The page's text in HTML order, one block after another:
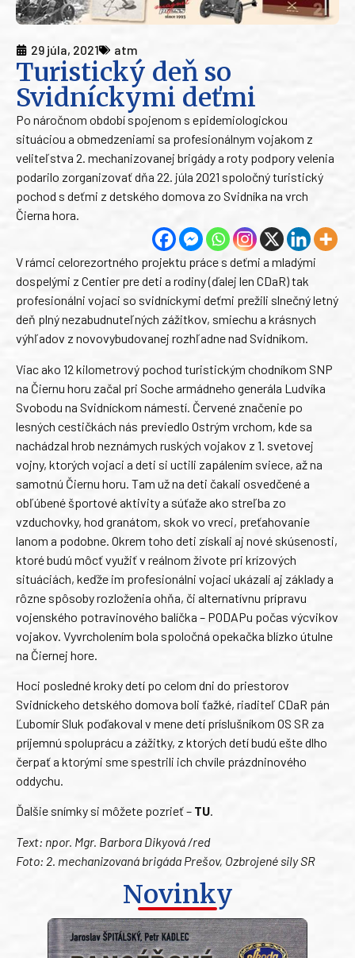
29 júla, 2021 atm
Turistický deň so
Svidníckymi deťmi
Po náročnom období spojenom s epidemiologickou
situáciou a obmedzeniami sa profesionálnym vojakom z
veliteľstva 2. mechanizovanej brigády a roty podpory velenia
podarilo zorganizovať dňa 22. júla 2021 spoločný turistický
pochod s deťmi z detského domova zo Svidníka na vrch
Čierna hora.
V rámci celorezortného projektu práce s deťmi a mladými
dospelými z Centier pre deti a rodiny (ďalej len CDaR) tak
profesionálni vojaci so svidníckymi deťmi prežili slnečný letný
deň plný nezabudnuteľných zážitkov, smiechu a krásnych
výhľadov z novovybudovanej rozhľadne nad Svidníkom.
Viac ako 12 kilometrový pochod turistickým chodníkom SNP
na Čiernu horu začal pri Soche armádneho generála Ludvíka
Svobodu na Svidníckom námestí. Červené značenie po
lesných cestičkách nás previedlo Ostrým vrchom, kde sa
nachádzal hrob neznámych ruských vojakov z 1. svetovej
vojny, ktorých vojaci a deti si uctili zapálením sviece, až na
samotnú Čiernu horu. Tam už na deti čakali osvedčené a
obľúbené športové aktivity a súťaže ako streľba zo
vzduchovky, hod granátom, skok vo vreci, preťahovanie
lanom a podobne. Okrem toho deti získali aj nové skúsenosti,
ktoré budú môcť využiť v reálnom živote pri krízových
situáciách, keďže im profesionálni vojaci ukázali aj základy a
rôzne spôsoby rozloženia ohňa, či alternatívnu prípravu
vojenského potravinového balíčka – PODAPu počas výcvikov
vojakov. Vyvrcholením bola spoločná opekačka blízko útulne
na Čiernej hore.
Hoci posledné kroky detí po celom dni do priestorov
Svidníckeho detského domova boli ťažké, riaditeľ CDaR pán
Ľubomír Sluk poďakoval v mene detí príslušníkom OS SR za
príjemnú spoluprácu a zážitky, z ktorých detí budú ešte dlho
čerpať a ktorými sme spestrili ich chvíle prázdninového
oddychu.
Ďalšie snímky si môžete pozrieť – TU.
Text: npor. Mgr. Barbora Dikyová /red
Foto: 2. mechanizovaná brigáda Prešov, Ozbrojené sily SR
Novinky